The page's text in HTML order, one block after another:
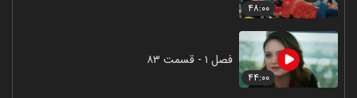
۴۸:۰۰
۴۴:۰۰
فصل ۱ - قسمت ۸۳